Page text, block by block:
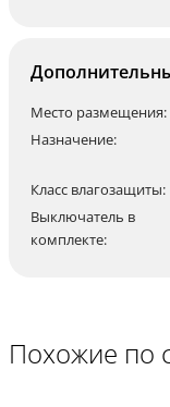
Место размещения:
Назначение:
Класс влагозащиты:
Выключатель в
комплекте:
Похожие по